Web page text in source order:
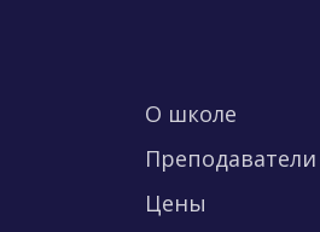
О школе
Преподаватели
Цены